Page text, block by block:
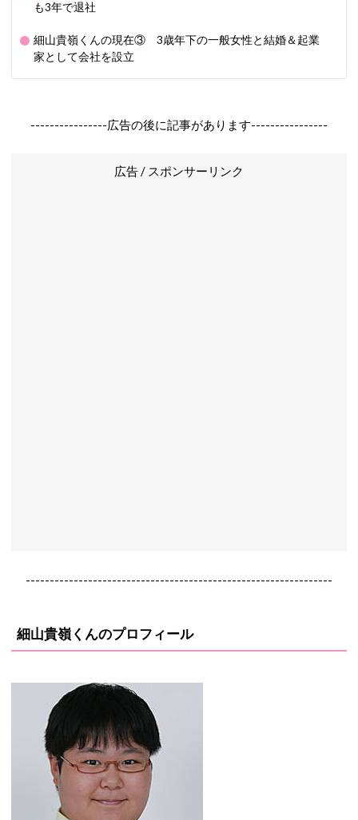
も3年で退社
細山貴嶺くんの現在③ 3歳年下の一般女性と結婚＆起業
家として会社を設立
----------------広告の後に記事があります----------------
広告 / スポンサーリンク
----------------------------------------------------------------
細山貴嶺くんのプロフィール